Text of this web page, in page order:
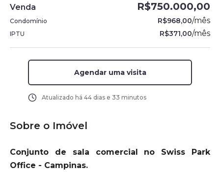
Venda R$750.000,00
Condomínio R$968,00/mês
IPTU R$371,00/mês
Agendar uma visita
Atualizado há 44 dias e 33 minutos
Sobre o Imóvel
Conjunto de sala comercial no Swiss Park
Office - Campinas.